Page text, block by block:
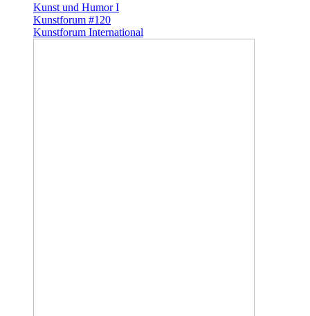
Kunst und Humor I
Kunstforum #120
Kunstforum International